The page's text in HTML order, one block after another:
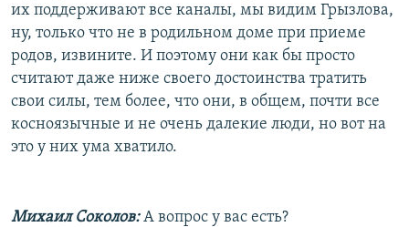
их поддерживают все каналы, мы видим Грызлова,
ну, только что не в родильном доме при приеме
родов, извините. И поэтому они как бы просто
считают даже ниже своего достоинства тратить
свои силы, тем более, что они, в общем, почти все
косноязычные и не очень далекие люди, но вот на
это у них ума хватило.
Михаил Соколов:А вопрос у вас есть?